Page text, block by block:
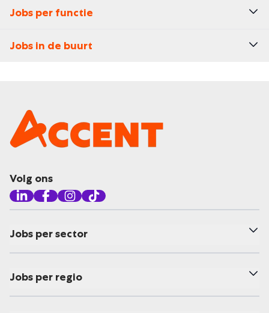
Jobs per functie
Jobs in de buurt
Volg ons
Jobs per sector
Jobs per regio